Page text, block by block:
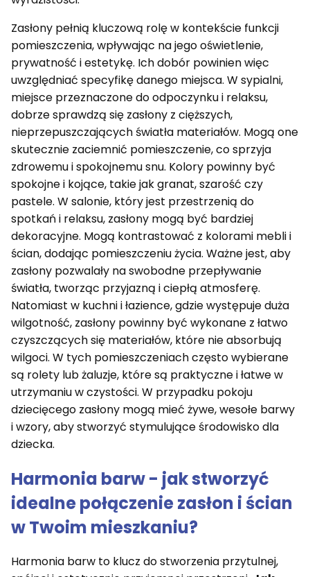
Zasłony pełnią kluczową rolę w kontekście funkcji
pomieszczenia, wpływając na jego oświetlenie,
prywatność i estetykę. Ich dobór powinien więc
uwzględniać specyfikę danego miejsca. W sypialni,
miejsce przeznaczone do odpoczynku i relaksu,
dobrze sprawdzą się zasłony z cięższych,
nieprzepuszczających światła materiałów. Mogą one
skutecznie zaciemnić pomieszczenie, co sprzyja
zdrowemu i spokojnemu snu. Kolory powinny być
spokojne i kojące, takie jak granat, szarość czy
pastele. W salonie, który jest przestrzenią do
spotkań i relaksu, zasłony mogą być bardziej
dekoracyjne. Mogą kontrastować z kolorami mebli i
ścian, dodając pomieszczeniu życia. Ważne jest, aby
zasłony pozwalały na swobodne przepływanie
światła, tworząc przyjazną i ciepłą atmosferę.
Natomiast w kuchni i łazience, gdzie występuje duża
wilgotność, zasłony powinny być wykonane z łatwo
czyszczących się materiałów, które nie absorbują
wilgoci. W tych pomieszczeniach często wybierane
są rolety lub żaluzje, które są praktyczne i łatwe w
utrzymaniu w czystości. W przypadku pokoju
dziecięcego zasłony mogą mieć żywe, wesołe barwy
i wzory, aby stworzyć stymulujące środowisko dla
dziecka.
Harmonia barw - jak stworzyć
idealne połączenie zasłon i ścian
w Twoim mieszkaniu?
Harmonia barw to klucz do stworzenia przytulnej,